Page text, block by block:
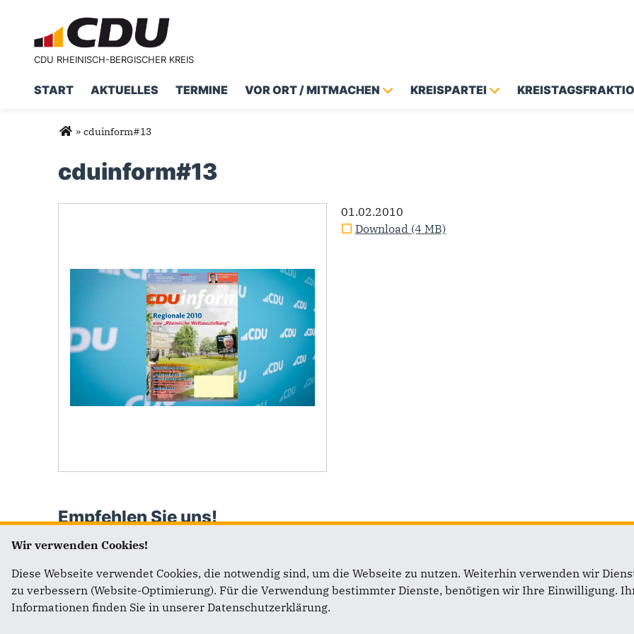
CDU RHEINISCH-BERGISCHER KREIS
START AKTUELLES TERMINE VOR ORT / MITMACHEN KREISPARTEI
Suchformular
Suche
Sie sind hier
» cduinform#13
cduinform#13
01.02.2010
Download (4 MB)
Empfehlen Sie uns!
Wir verwenden Cookies!
Diese Webseite verwendet Cookies, die notwendig sind, um die Webseite zu nutzen. Weiterhin verwenden wir
zu verbessern (Website-Optimierung). Für die Verwendung bestimmter Dienste, benötigen wir Ihre Einwilligung.
Informationen finden Sie in unserer Datenschutzerklärung.